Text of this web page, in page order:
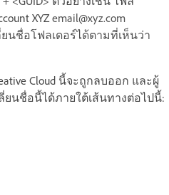
XYZemail@xyz.com
ยนชื่อโฟลเดอร์ได้ตามที่เห็นว่า
Cloud นี้จะถูกลบออก และผู้
นชื่อนี้ได้ภายใต้เส้นทางต่อไปนี้: